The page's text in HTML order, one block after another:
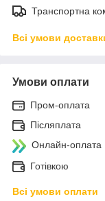
Транспортна
Всі умови
Умови оплати
Пром-оплата
Післяплата
Онлайн-оплата
Готівкою
Всі умови оплати